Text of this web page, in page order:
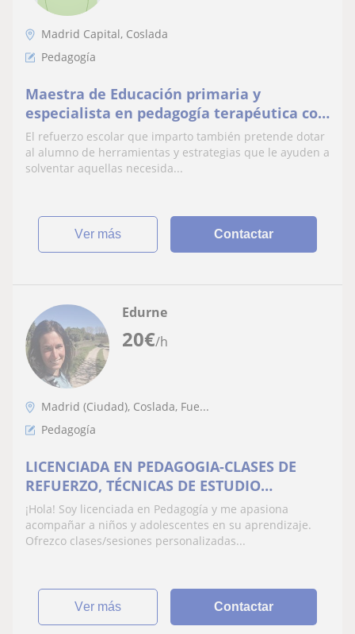
Madrid Capital, Coslada
Pedagogía
Maestra de Educación primaria y
especialista en pedagogía terapéutica con
experiencia ofrece clases de refuerzo
escolar
El refuerzo escolar que imparto también pretende dotar
al alumno de herramientas y estrategias que le ayuden a
solventar aquellas necesida...
ver más Contactar
20€/h
Edurne
Madrid (Ciudad), Coslada, Fue...
Pedagogía
LICENCIADA EN PEDAGOGIA-CLASES DE
REFUERZO, TÉCNICAS DE ESTUDIO
ORIENTACIÓN EDUCATIVA/LABORAL Y
COACH
¡Hola! Soy licenciada en Pedagogía y me apasiona
acompañar a niños y adolescentes en su aprendizaje.
Ofrezco clases/sesiones personalizadas...
ver más Contactar